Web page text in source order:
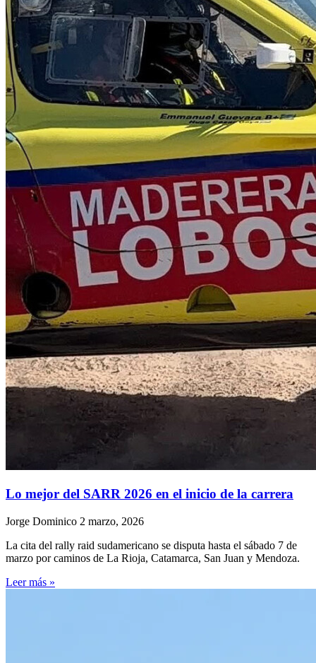
Lo mejor del SARR 2026 en el inicio de la carrera
Jorge Dominico 2 marzo, 2026
La cita del rally raid sudamericano se disputa hasta el sábado 7 de
marzo por caminos de La Rioja, Catamarca, San Juan y Mendoza.
Leer más »